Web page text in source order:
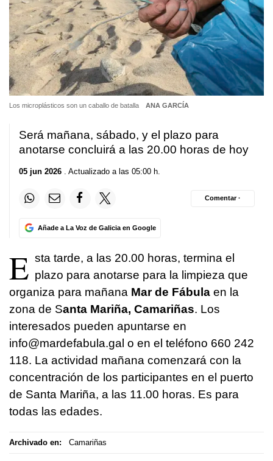
Los microplásticos son un caballo de batalla ANA GARCÍA
Será mañana, sábado, y el plazo para
anotarse concluirá a las 20.00 horas de hoy
05 jun 2026 . Actualizado a las 05:00 h.
Añade a La Voz de Galicia en Google
Comentar ·
E sta tarde, a las 20.00 horas, termina el
plazo para anotarse para la limpieza que
organiza para mañana Mar de Fábula en la
zona de Santa Mariña, Camariñas. Los
interesados pueden apuntarse en
info@mardefabula.gal o en el teléfono 660 242
118. La actividad mañana comenzará con la
concentración de los participantes en el puerto
de Santa Mariña, a las 11.00 horas. Es para
todas las edades.
Archivado en: Camariñas